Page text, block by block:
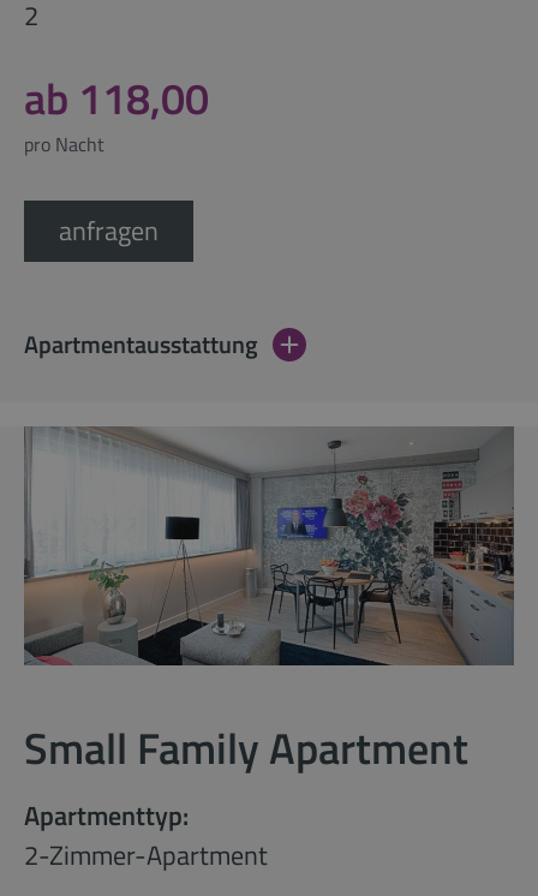
2
ab 118,00
pro Nacht
anfragen
Apartmentausstattung
Small Family Apartment
Apartmenttyp:
2-Zimmer-Apartment